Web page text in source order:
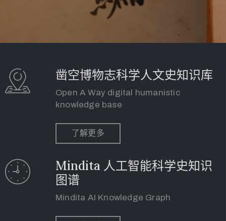
凿空博物志科学人文史知识库
Open A Way digital humanistic
knowledge base
了解更多
Mindita 人工智能科学史知识
图谱
Mindita AI Knowledge Graph